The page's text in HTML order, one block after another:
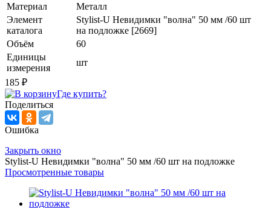
Материал
Металл
Элемент
каталога
Stylist-U Невидимки "волна" 50 мм /60 шт
на подложке [2669]
Объём
60
Единицы
измерения
шт
185 ₽
Где купить?
Поделиться
Ошибка
Закрыть окно
Stylist-U Невидимки "волна" 50 мм /60 шт на подложке
Просмотренные товары